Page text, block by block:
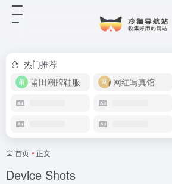
热门推荐
莆田潮牌鞋服
网红写真馆
首页 • 正文
Device Shots